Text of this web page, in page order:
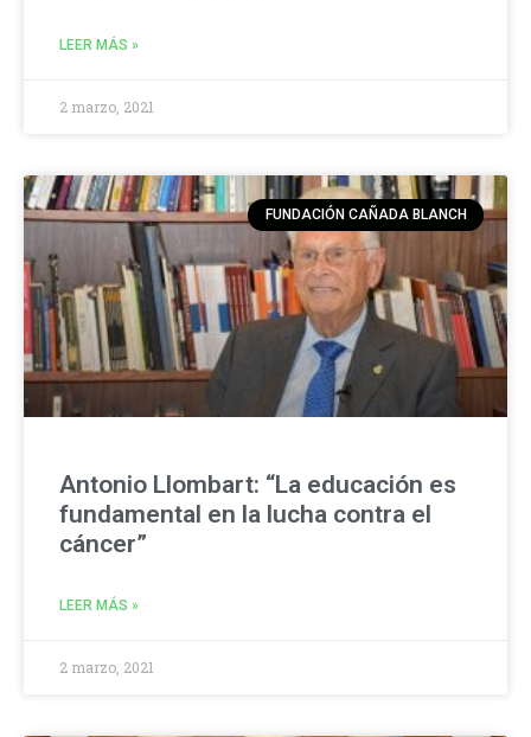
LEER MÁS »
2 marzo, 2021
FUNDACIÓN CAÑADA BLANCH
Antonio Llombart: “La educación es
fundamental en la lucha contra el
cáncer”
LEER MÁS »
2 marzo, 2021